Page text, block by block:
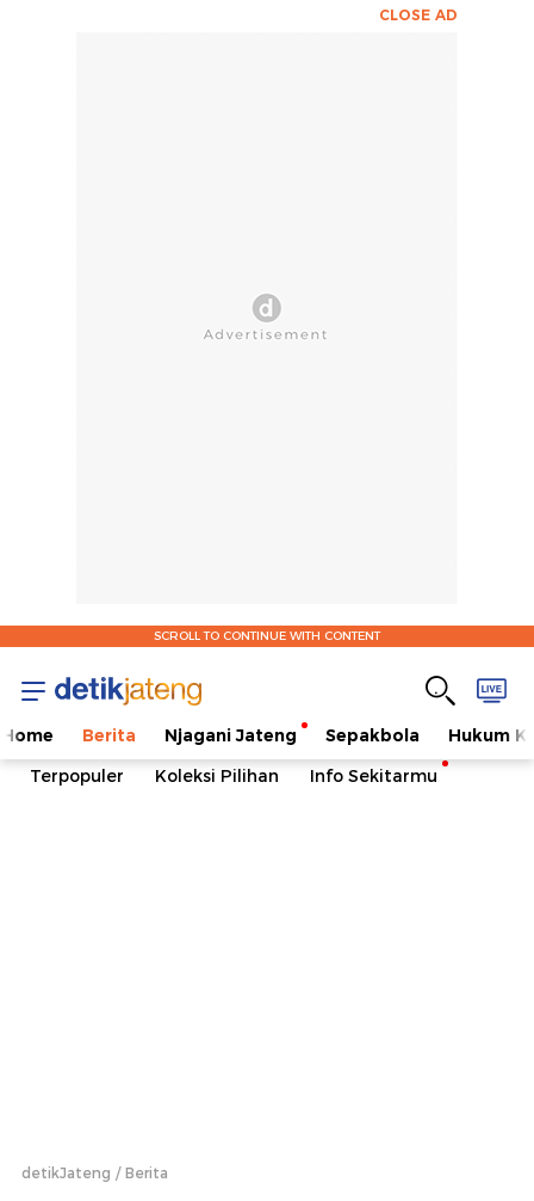
CLOSE AD
SCROLL TO CONTINUE WITH CONTENT
Home Berita Njagani Jateng Sepakbola
Hukum
Terpopuler
Koleksi Pilihan Info Sekitarmu
detikJateng Berita